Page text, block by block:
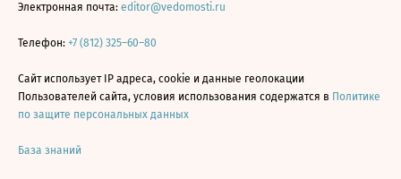
Электронная почта: editor@vedomosti.ru
Телефон: +7 (812) 325–60–80
Сайт использует IP адреса, cookie и данные геолокации
Пользователей сайта, условия использования содержатся в Политике
по защите персональных данных
База знаний